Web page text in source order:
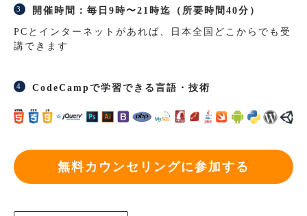
開催時間：毎日9時〜21時迄（所要時間40分）
PCとインターネットがあれば、日本全国どこからでも受
講できます
CodeCampで学習できる言語・技術
無料カウンセリングに参加する